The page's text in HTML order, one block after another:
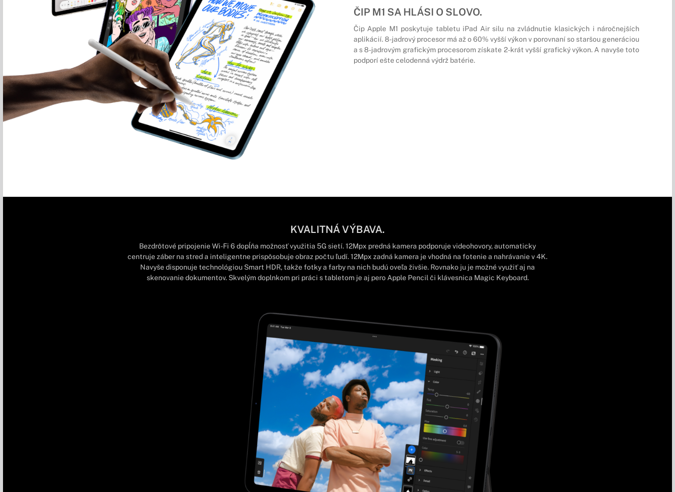
ČIP M1 SA HLÁSI O SLOVO.
Čip Apple M1 poskytuje tabletu iPad Air silu na zvládnutie klasických i náročnejších
aplikácií. 8-jadrový procesor má až o 60% vyšší výkon v porovnaní so staršou generáciou
a s 8-jadrovým grafickým procesorom získate 2-krát vyšší grafický výkon. A navyše toto
podporí ešte celodenná výdrž batérie.
KVALITNÁ VÝBAVA.
Bezdrôtové pripojenie Wi-Fi 6 dopĺňa možnosť využitia 5G sietí. 12Mpx predná kamera podporuje videohovory, automaticky
centruje záber na stred a inteligentne prispôsobuje obraz počtu ľudí. 12Mpx zadná kamera je vhodná na fotenie a nahrávanie v 4K.
Navyše disponuje technológiou Smart HDR, takže fotky a farby na nich budú oveľa živšie. Rovnako ju je možné využiť aj na
skenovanie dokumentov. Skvelým doplnkom pri práci s tabletom je aj pero Apple Pencil či klávesnica Magic Keyboard.